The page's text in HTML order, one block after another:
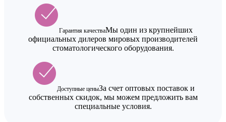
Гарантия качестваМы один из крупнейших
официальных дилеров мировых производителей
стоматологического оборудования.
Доступные ценыЗа счет оптовых поставок и
собственных скидок, мы можем предложить вам
специальные условия.